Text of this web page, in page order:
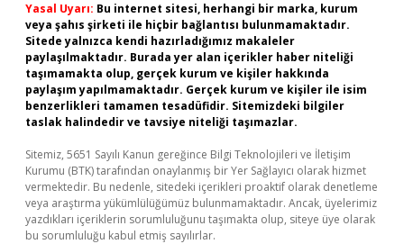
Yasal Uyarı: Bu internet sitesi, herhangi bir marka, kurum
veya şahıs şirketi ile hiçbir bağlantısı bulunmamaktadır.
Sitede yalnızca kendi hazırladığımız makaleler
paylaşılmaktadır. Burada yer alan içerikler haber niteliği
taşımamakta olup, gerçek kurum ve kişiler hakkında
paylaşım yapılmamaktadır. Gerçek kurum ve kişiler ile isim
benzerlikleri tamamen tesadüfidir. Sitemizdeki bilgiler
taslak halindedir ve tavsiye niteliği taşımazlar.
Sitemiz, 5651 Sayılı Kanun gereğince Bilgi Teknolojileri ve İletişim
Kurumu (BTK) tarafından onaylanmış bir Yer Sağlayıcı olarak hizmet
vermektedir. Bu nedenle, sitedeki içerikleri proaktif olarak denetleme
veya araştırma yükümlülüğümüz bulunmamaktadır. Ancak, üyelerimiz
yazdıkları içeriklerin sorumluluğunu taşımakta olup, siteye üye olarak
bu sorumluluğu kabul etmiş sayılırlar.